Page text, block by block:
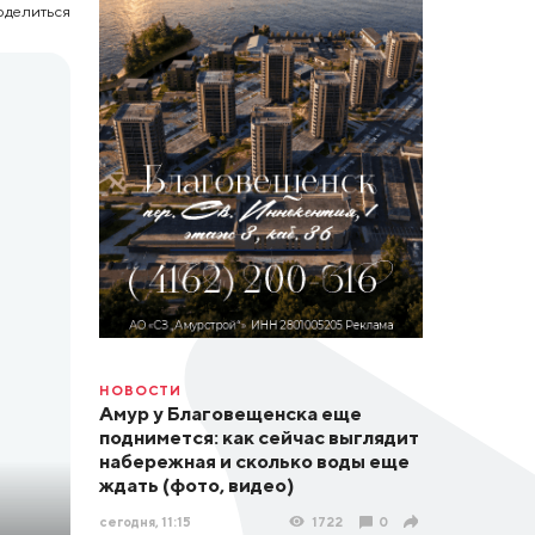
НОВОСТИ
Амур у Благовещенска еще
поднимется: как сейчас выглядит
набережная и сколько воды еще
ждать (фото, видео)
сегодня, 11:15 1722 0